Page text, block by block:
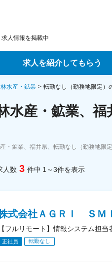
人情報を掲載中
求人を紹介してもらう
ージェントサービス
カウトサービス
水産・鉱業 転勤なし（勤務地限定）
水産・鉱業、
・鉱業、福井県、転勤なし（勤務地限
人数 3 件中 1～3件を表示
式会社ＡＧＲＩ ＳＭ
【フルリモート】情報システム担
正社員 転勤なし